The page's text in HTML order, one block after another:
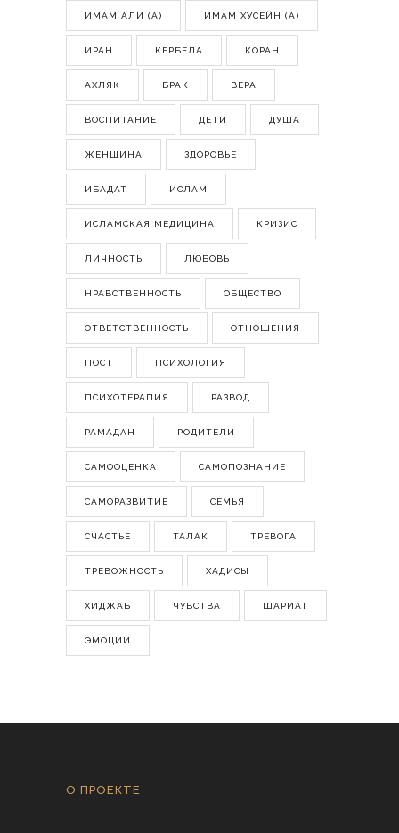
ИМАМ АЛИ (А) ИМАМ ХУСЕЙН (А)
ИРАН КЕРБЕЛА КОРАН
АХЛЯК БРАК ВЕРА
ВОСПИТАНИЕ ДЕТИ ДУША
ЖЕНЩИНА ЗДОРОВЬЕ
ИБАДАТ ИСЛАМ
ИСЛАМСКАЯ МЕДИЦИНА КРИЗИС
ЛИЧНОСТЬ ЛЮБОВЬ
НРАВСТВЕННОСТЬ ОБЩЕСТВО
ОТВЕТСТВЕННОСТЬ ОТНОШЕНИЯ
ПОСТ ПСИХОЛОГИЯ
ПСИХОТЕРАПИЯ РАЗВОД
РАМАДАН РОДИТЕЛИ
САМООЦЕНКА САМОПОЗНАНИЕ
САМОРАЗВИТИЕ СЕМЬЯ
СЧАСТЬЕ ТАЛАК ТРЕВОГА
ТРЕВОЖНОСТЬ ХАДИСЫ
ХИДЖАБ ЧУВСТВА ШАРИАТ
ЭМОЦИИ
О ПРОЕКТЕ